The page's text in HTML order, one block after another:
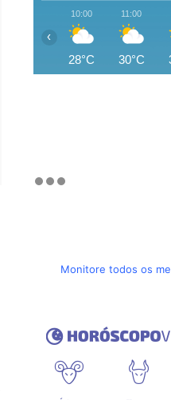
10:00
28°C
11:00
30°C
‹
Monitore todos os